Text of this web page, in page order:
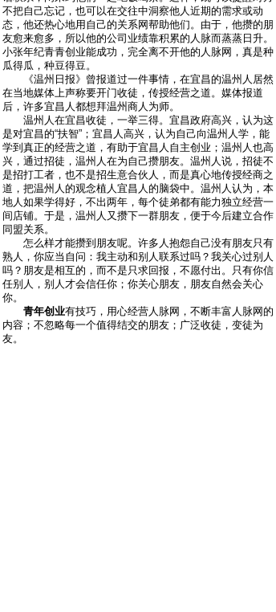
不把自己忘记，也可以在交往中洞察他人近期的需求或动
态，他还热心地用自己的关系网帮助他们。由于，他攒的朋
友愈来愈多，所以他的公司业绩靠积累的人脉而蒸蒸日升。
小张年纪青青创业能成功，完全离不开他的人脉网，真是种
瓜得瓜，种豆得豆。
《温州日报》曾报道过一件事情，在宜昌的温州人居然
在当地媒体上声称要开门收徒，传授经营之道。媒体报道
后，许多宜昌人都想拜温州商人为师。
温州人在宜昌收徒，一举三得。宜昌政府高兴，认为这
是对宜昌的“扶智”；宜昌人高兴，认为自己向温州人学，能
学到真正的经营之道，有助于宜昌人自主创业；温州人也高
兴，通过招徒，温州人在为自己攒朋友。温州人说，招徒不
是招打工者，也不是招生意合伙人，而是真心地传授经商之
道，把温州人的观念植人宜昌人的脑袋中。温州人认为，本
地人如果学得好，不出两年，每个徒弟都有能力独立经营一
间店铺。于是，温州人又攒下一群朋友，便于今后建立合作
同盟关系。
怎么样才能攒到朋友呢。许多人抱怨自己没有朋友只有
熟人，你应当自问：我主动和别人联系过吗？我关心过别人
吗？朋友是相互的，而不是只求回报，不愿付出。只有你信
任别人，别人才会信任你；你关心朋友，朋友自然会关心
你。
青年创业有技巧，用心经营人脉网，不断丰富人脉网的
内容；不忽略每一个值得结交的朋友；广泛收徒，变徒为
友。